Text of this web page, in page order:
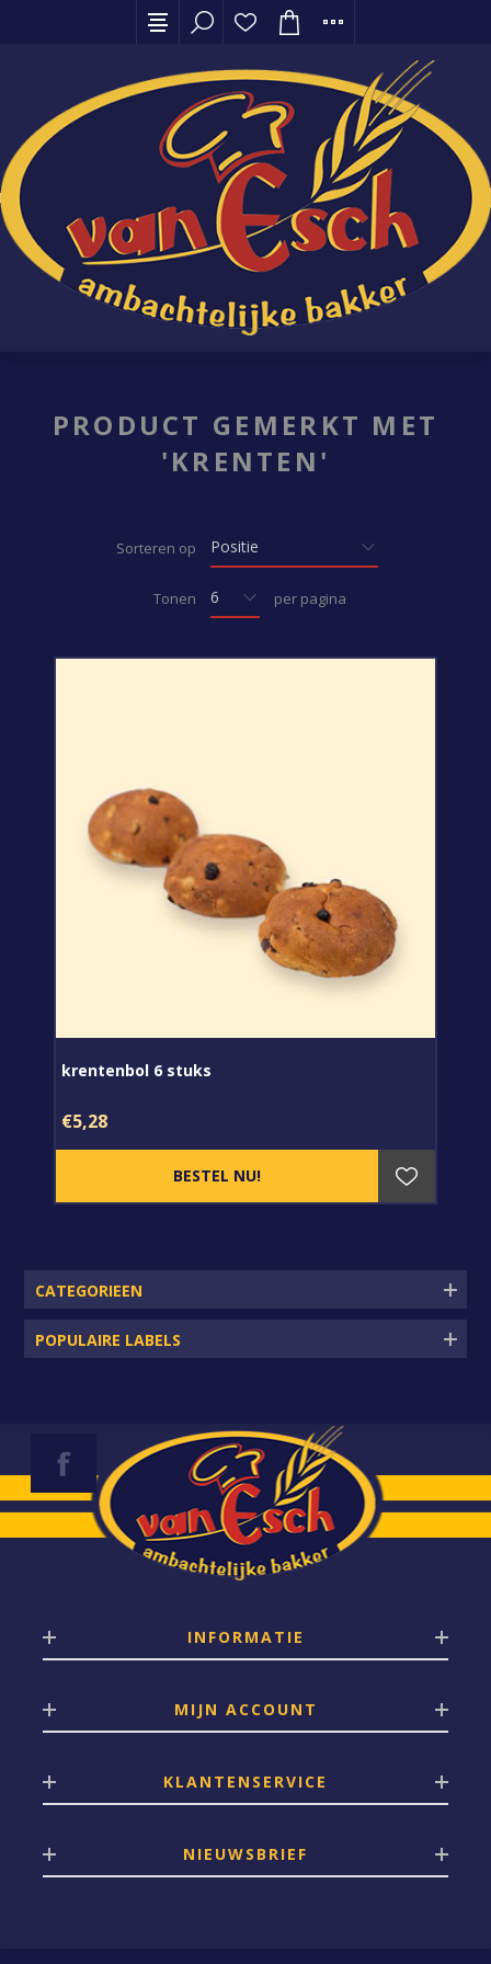
PRODUCT GEMERKT MET
'KRENTEN'
Sorteren op
Tonen per pagina
krentenbol 6 stuks
€5,28
CATEGORIEEN
POPULAIRE LABELS
INFORMATIE
MIJN ACCOUNT
KLANTENSERVICE
NIEUWSBRIEF